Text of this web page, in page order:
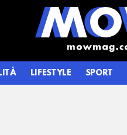
LIFESTYLE SPORT